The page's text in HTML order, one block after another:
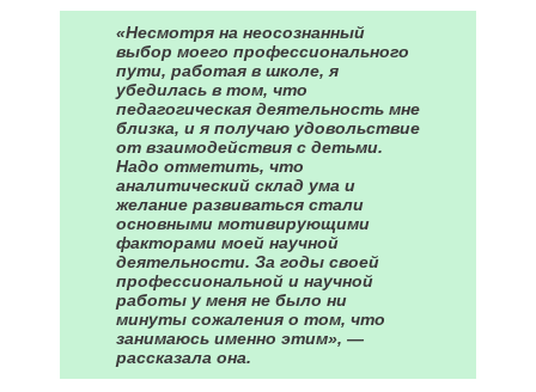
«Несмотря на неосознанный
выбор моего профессионального
пути, работая в школе, я
убедилась в том, что
педагогическая деятельность мне
близка, и я получаю удовольствие
от взаимодействия с детьми.
Надо отметить, что
аналитический склад ума и
желание развиваться стали
основными мотивирующими
факторами моей научной
деятельности. За годы своей
профессиональной и научной
работы у меня не было ни
минуты сожаления о том, что
занимаюсь именно этим», —
рассказала она.